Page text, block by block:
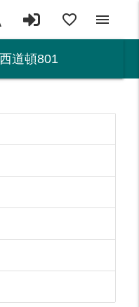
favorite_border menu
道頓801